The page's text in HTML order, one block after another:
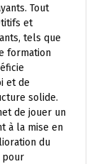
Tout
et
tels que
formation
et de
solide.
de jouer un
à la mise en
du
pour